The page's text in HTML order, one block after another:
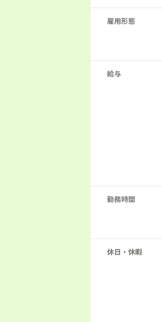
雇用形態
給与
勤務時間
休日・休暇